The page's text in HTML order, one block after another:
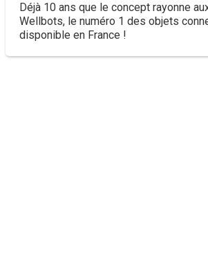
Déjà 10 ans que le concept rayonne
Wellbots, le numéro 1 des objets
disponible en France !